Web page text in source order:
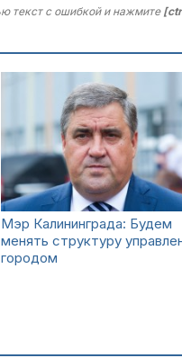
текст с ошибкой и нажмите
Мэр Калининграда: Будем
менять структуру
городом